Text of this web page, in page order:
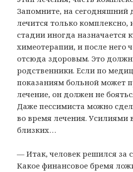
Запомните, на сегодняшний
лечится только
стадии иногда назначается
химеотерапии, и после него
отсюда здоровым. Это
родственники. Если по
показаниям больной может
лечение, он должен не
Даже пессимиста можно
во время лечения. Усилиями
близких…
— Итак, человек решился за
Какое финансовое бремя